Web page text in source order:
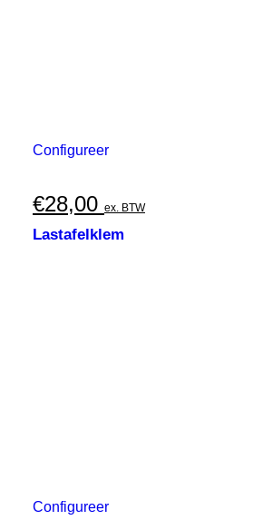
Configureer
€28,00 ex. BTW
Lastafelklem
Configureer